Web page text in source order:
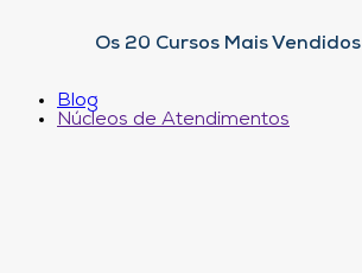
Os 20 Cursos Mais Vendidos
Blog
Núcleos de Atendimentos